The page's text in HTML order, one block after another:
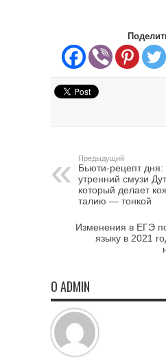
Предыдущий
Бьюти-рецепт
утренний смузи
который делает
талию — тонкой
Изменения в ЕГЭ
языку в 2021
О ADMIN